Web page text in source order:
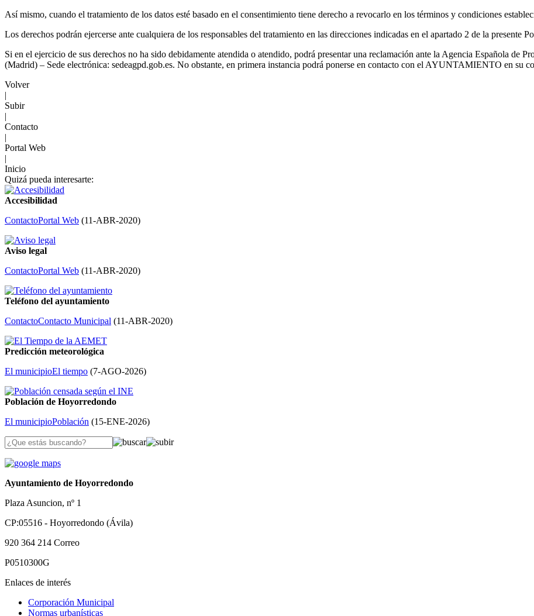
Así mismo, cuando el tratamiento de los datos esté basado en el consentimiento tiene derecho a revocarlo en los términos y condiciones
Los derechos podrán ejercerse ante cualquiera de los responsables del tratamiento en las direcciones indicadas en el apartado 2 de la presente
Si en el ejercicio de sus derechos no ha sido debidamente atendida o atendido, podrá presentar una reclamación ante la Agencia Española
(Madrid) – Sede electrónica: sedeagpd.gob.es. No obstante, en primera instancia podrá ponerse en contacto con el AYUNTAMIENTO en su
Volver
|
Subir
|
Contacto
|
Portal Web
|
Inicio
Quizá pueda interesarte:
Accesibilidad
ContactoPortal Web (11-ABR-2020)
Aviso legal
ContactoPortal Web (11-ABR-2020)
Teléfono del ayuntamiento
ContactoContacto Municipal (11-ABR-2020)
Predicción meteorológica
El municipioEl tiempo (7-AGO-2026)
Población de Hoyorredondo
El municipioPoblación (15-ENE-2026)
Ayuntamiento de Hoyorredondo
Plaza Asuncion, nº 1
CP:05516 - Hoyorredondo (Ávila)
920 364 214 Correo
P0510300G
Enlaces de interés
Corporación Municipal
Normas urbanísticas